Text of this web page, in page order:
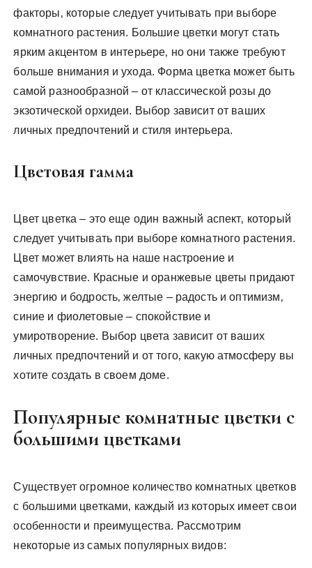
факторы‚ которые следует учитывать при выборе
комнатного растения. Большие цветки могут стать
ярким акцентом в интерьере‚ но они также требуют
больше внимания и ухода. Форма цветка может быть
самой разнообразной – от классической розы до
экзотической орхидеи. Выбор зависит от ваших
личных предпочтений и стиля интерьера.
Цветовая гамма
Цвет цветка – это еще один важный аспект‚ который
следует учитывать при выборе комнатного растения.
Цвет может влиять на наше настроение и
самочувствие. Красные и оранжевые цветы придают
энергию и бодрость‚ желтые – радость и оптимизм‚
синие и фиолетовые – спокойствие и
умиротворение. Выбор цвета зависит от ваших
личных предпочтений и от того‚ какую атмосферу вы
хотите создать в своем доме.
Популярные комнатные цветки с
большими цветками
Существует огромное количество комнатных цветков
с большими цветками‚ каждый из которых имеет свои
особенности и преимущества. Рассмотрим
некоторые из самых популярных видов: